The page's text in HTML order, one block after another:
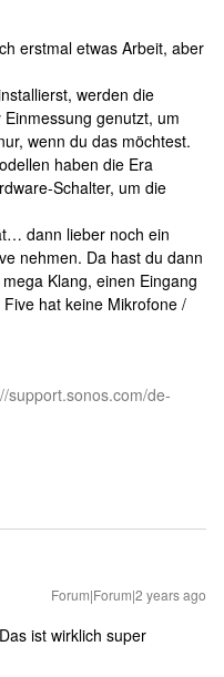
erstmal etwas Arbeit, aber
werden die
genutzt, um
wenn du das möchtest.
haben die Era
Schalter, um die
dann lieber noch ein
nehmen. Da hast du dann
Klang, einen Eingang
hat keine Mikrofone /
de-
Forum|Forum|2 years ago
ist wirklich super